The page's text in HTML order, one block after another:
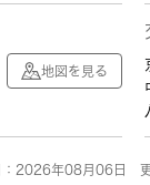
地図を見る
：2026年08月06日